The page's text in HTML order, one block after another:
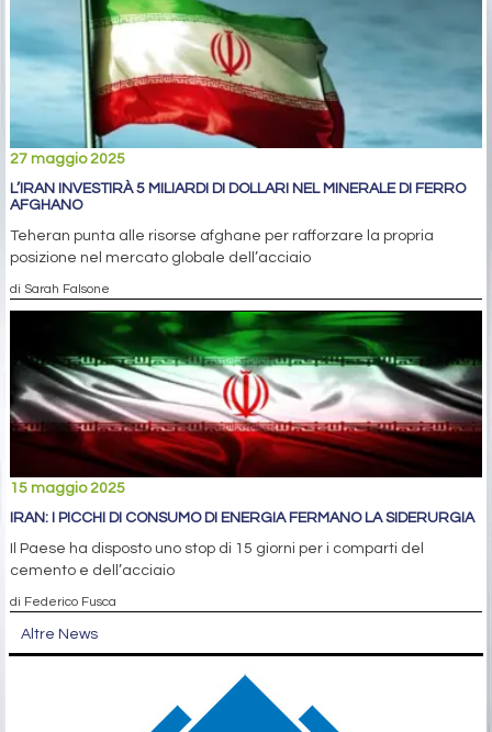
27 maggio 2025
L’IRAN INVESTIRÀ 5 MILIARDI DI DOLLARI NEL MINERALE DI FERRO
AFGHANO
Teheran punta alle risorse afghane per rafforzare la propria
posizione nel mercato globale dell’acciaio
di Sarah Falsone
15 maggio 2025
IRAN: I PICCHI DI CONSUMO DI ENERGIA FERMANO LA SIDERURGIA
Il Paese ha disposto uno stop di 15 giorni per i comparti del
cemento e dell’acciaio
di Federico Fusca
Altre News